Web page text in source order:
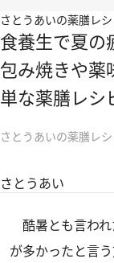
さとうあいの薬膳レ
食養生で夏の
包み焼きや薬
単な薬膳レシ
さとうあいの薬膳レ
さとうあい
酷暑とも言わ
が多かったと言